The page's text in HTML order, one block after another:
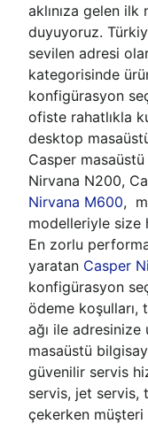
aklınıza gelen
duyuyoruz.
sevilen adresi
kategorisinde
konfigürasyon
ofiste rahatlıkla
desktop
Casper
Nirvana N200,
Nirvana M600,
modelleriyle size
En zorlu
yaratan Casper
konfigürasyon
ödeme koşulları,
ağı ile adresinize
masaüstü
güvenilir servis
servis, jet servis,
çekerken